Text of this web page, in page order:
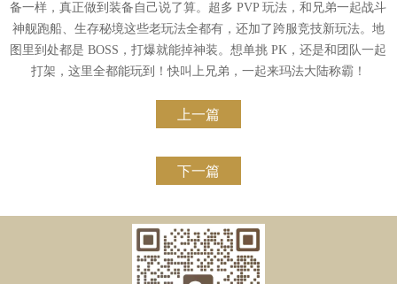
备一样，真正做到装备自己说了算。超多 PVP 玩法，和兄弟一起战斗
神舰跑船、生存秘境这些老玩法全都有，还加了跨服竞技新玩法。地
图里到处都是 BOSS，打爆就能掉神装。想单挑 PK，还是和团队一起
打架，这里全都能玩到！快叫上兄弟，一起来玛法大陆称霸！
上一篇
下一篇